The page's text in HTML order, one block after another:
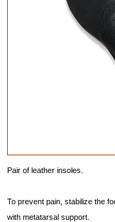
Pair of leather insoles.
To prevent pain, stabilize the
with metatarsal support.